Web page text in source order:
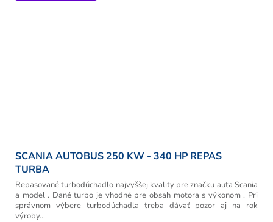
SCANIA AUTOBUS 250 KW - 340 HP REPAS
TURBA
Repasované turbodúchadlo najvyššej kvality pre značku auta Scania
a model . Dané turbo je vhodné pre obsah motora s výkonom . Pri
správnom výbere turbodúchadla treba dávať pozor aj na rok
výroby...